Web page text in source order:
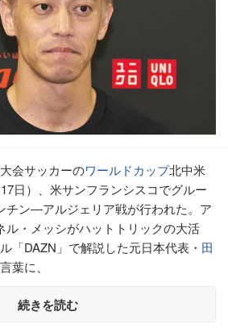
会サッカーのワールドカップ北中米
日）、米サンフランシスコでグルー
チン―アルジェリア戦が行われた。ア
ル・メッシがハットトリックの大活
「DAZN」で解説した元日本代表・ 田
葉に、
続きを読む